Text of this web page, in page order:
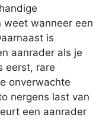
wanneer een
is
aanrader als je
eerst, rare
onverwachte
nergens last van
een aanrader